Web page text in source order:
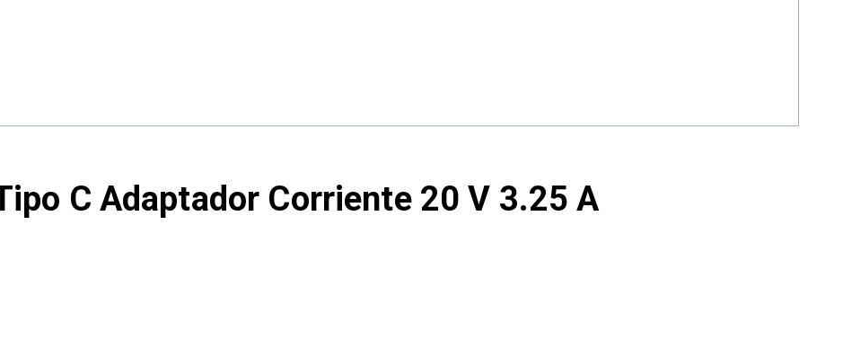
C Adaptador Corriente 20 V 3.25 A